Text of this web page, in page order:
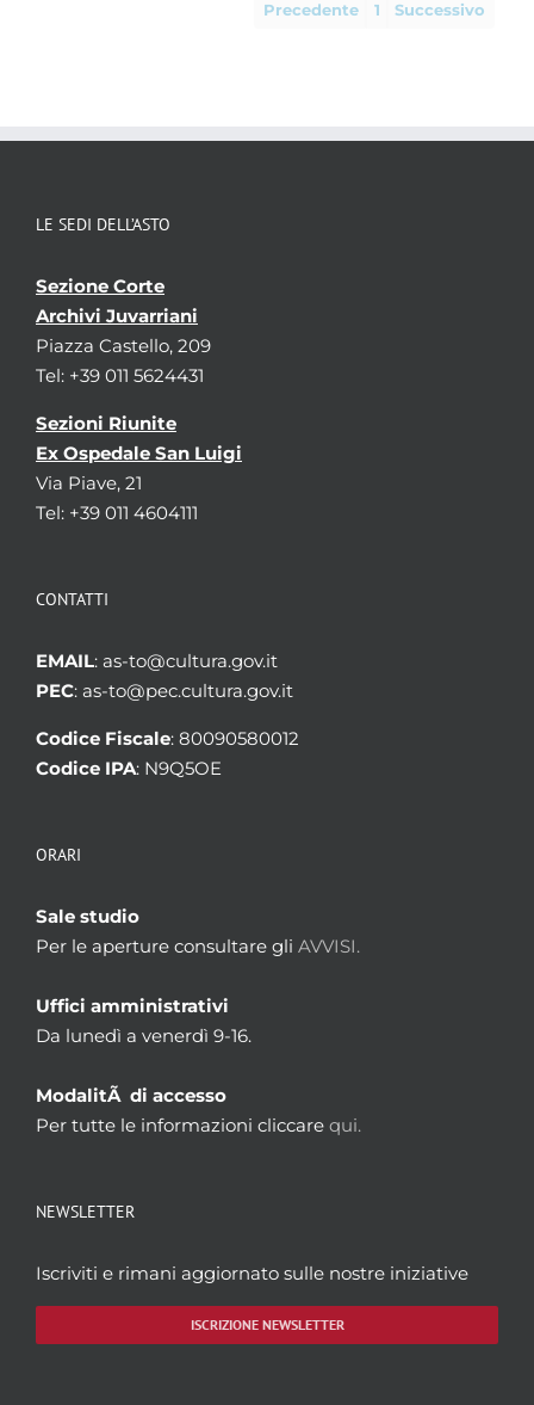
Precedente 1 Successivo
LE SEDI DELL’ASTO
Sezione Corte
Archivi Juvarriani
Piazza Castello, 209
Tel: +39 011 5624431
Sezioni Riunite
Ex Ospedale San Luigi
Via Piave, 21
Tel: +39 011 4604111
CONTATTI
EMAIL: as-to@cultura.gov.it
PEC: as-to@pec.cultura.gov.it
Codice Fiscale: 80090580012
Codice IPA: N9Q5OE
ORARI
Sale studio
Per le aperture consultare gli AVVISI.
Uffici amministrativi
Da lunedì a venerdì 9-16.
ModalitÃ di accesso
Per tutte le informazioni cliccare qui.
NEWSLETTER
Iscriviti e rimani aggiornato sulle nostre iniziative
ISCRIZIONE NEWSLETTER